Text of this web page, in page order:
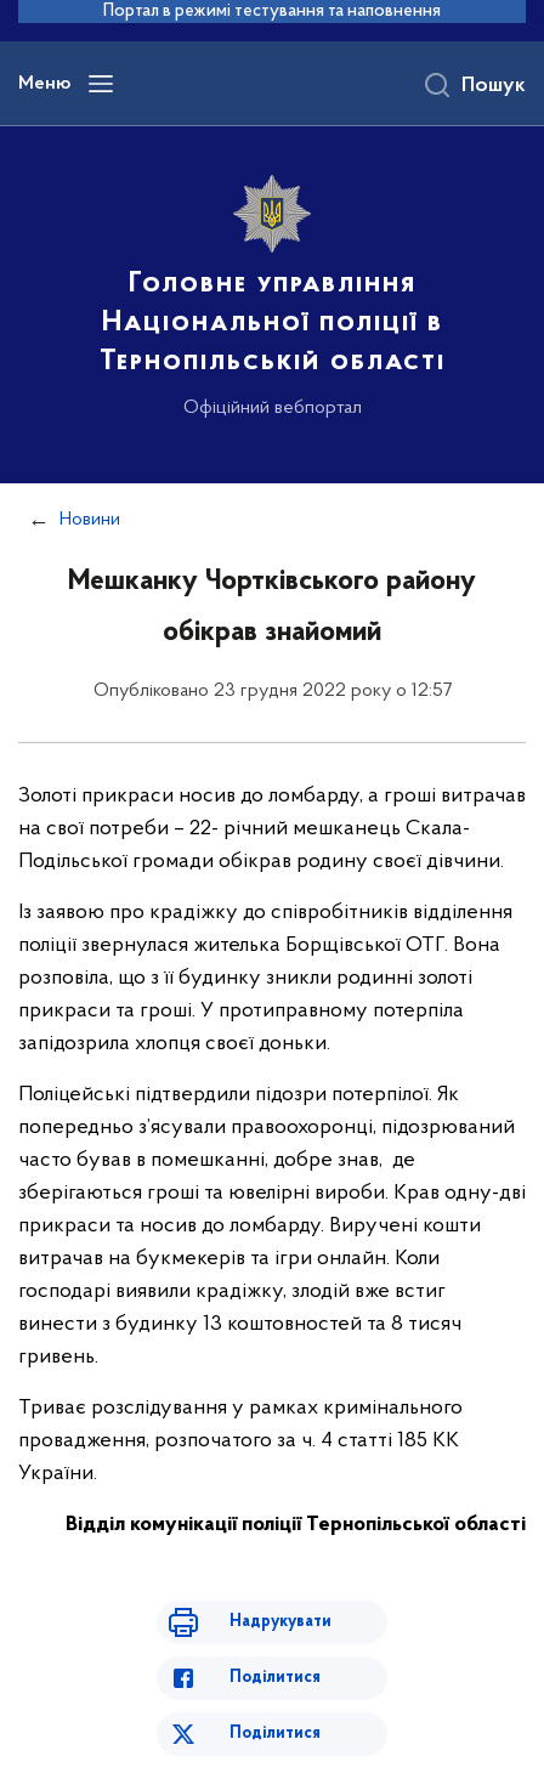
основного
вмісту
Портал в режимі тестування та наповнення
Меню
Головне управління
Національної поліції в
Тернопільській області
Офіційний вебпортал
Пошук
Новини
Мешканку Чортківського району
обікрав знайомий
Опубліковано 23 грудня 2022 року о 12:57
Золоті прикраси носив до ломбарду, а гроші витрачав
на свої потреби – 22- річний мешканець Скала-
Подільської громади обікрав родину своєї дівчини.
Із заявою про крадіжку до співробітників відділення
поліції звернулася жителька Борщівської ОТГ. Вона
розповіла, що з її будинку зникли родинні золоті
прикраси та гроші. У протиправному потерпіла
запідозрила хлопця своєї доньки.
Поліцейські підтвердили підозри потерпілої. Як
попередньо з’ясували правоохоронці, підозрюваний
часто бував в помешканні, добре знав, де
зберігаються гроші та ювелірні вироби. Крав одну-дві
прикраси та носив до ломбарду. Виручені кошти
витрачав на букмекерів та ігри онлайн. Коли
господарі виявили крадіжку, злодій вже встиг
винести з будинку 13 коштовностей та 8 тисяч
гривень.
Триває розслідування у рамках кримінального
провадження, розпочатого за ч. 4 статті 185 КК
України.
Відділ комунікації поліції Тернопільської області
Надрукувати
Поділитися
Поділитися